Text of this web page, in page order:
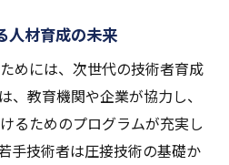
人材育成の未来
めには、次世代の技術者育成
、教育機関や企業が協力し、
るためのプログラムが充実し
手技術者は圧接技術の基礎か